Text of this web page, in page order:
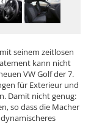
seinem zeitlosen
kann nicht
VW Golf der 7.
für Exterieur und
Damit nicht genug:
so dass die Macher